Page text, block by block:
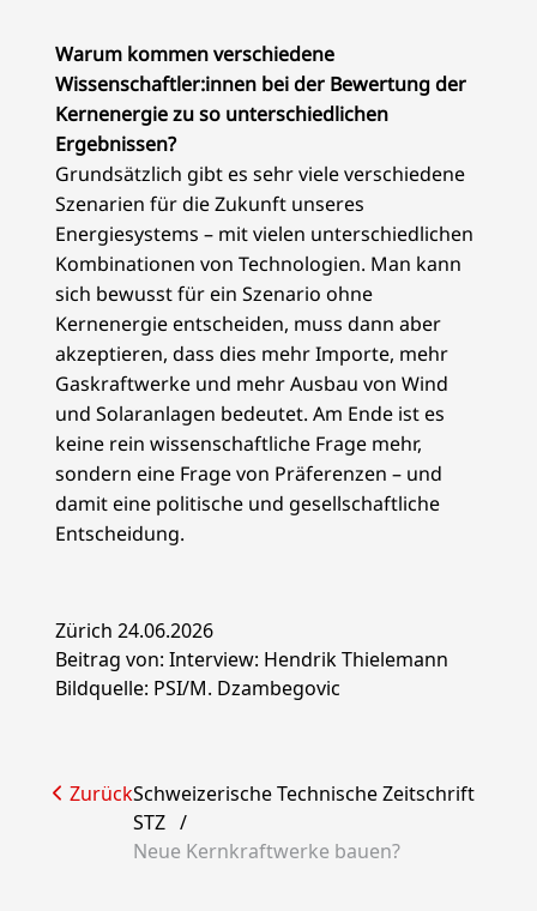
Warum kommen verschiedene
Wissenschaftler:innen bei der Bewertung der
Kernenergie zu so unterschiedlichen
Ergebnissen?
Grundsätzlich gibt es sehr viele verschiedene
Szenarien für die Zukunft unseres
Energiesystems – mit vielen unterschiedlichen
Kombinationen von Technologien. Man kann
sich bewusst für ein Szenario ohne
Kernenergie entscheiden, muss dann aber
akzeptieren, dass dies mehr Importe, mehr
Gaskraftwerke und mehr Ausbau von Wind
und Solaranlagen bedeutet. Am Ende ist es
keine rein wissenschaftliche Frage mehr,
sondern eine Frage von Präferenzen – und
damit eine politische und gesellschaftliche
Entscheidung.
Zürich 24.06.2026
Beitrag von: Interview: Hendrik Thielemann
Bildquelle: PSI/M. Dzambegovic
ZurückSchweizerische Technische Zeitschrift
STZ /
Neue Kernkraftwerke bauen?